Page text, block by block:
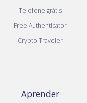
Telefone grátis
Free Authenticator
Crypto Traveler
Aprender